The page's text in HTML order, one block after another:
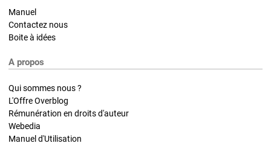
Manuel
Contactez nous
Boite à idées
A propos
Qui sommes nous ?
L'Offre Overblog
Rémunération en droits d'auteur
Webedia
Manuel d'Utilisation